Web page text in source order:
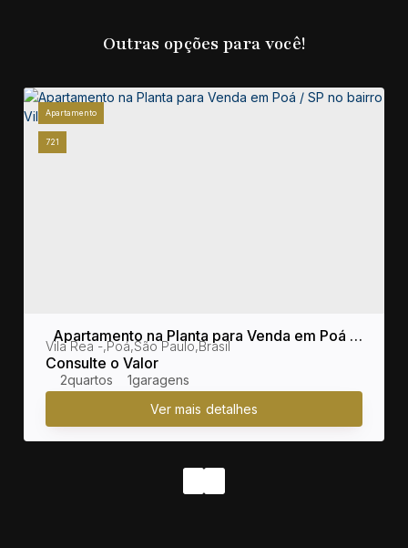
Outras opções para você!
721
Apartamento
Apartamento na Planta para Venda em Poá /
SP no bairro Vila Rea
Consulte o Valor
Vila Rea ,Poá,São Paulo,Brasil
2 1